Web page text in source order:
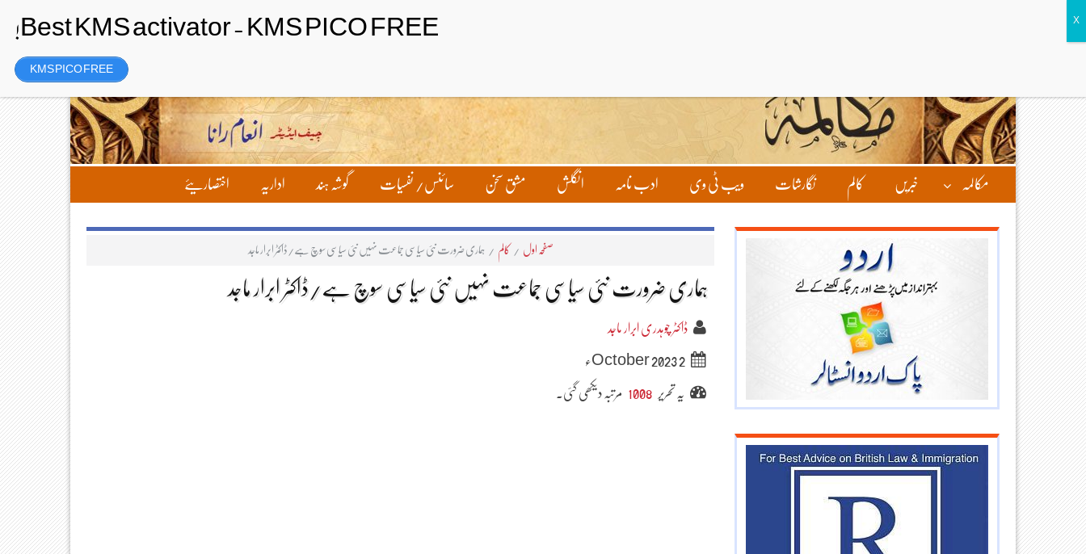
Friday، 7 August 2026ء لاگ ان رجسٹر
مکالمہ خبریں کالم نگارشات ویب ٹی وی ادب نامہ انگلش مشق سخن سائنس/ نفسیات گوشہ ہند اداریہ اختصاریئے
صفحہ اول / کالم / ہماری ضرورت نئی سیاسی جماعت نہیں نئی سیاسی سوچ ہے/ڈاکٹر ابرار ماجد
ہماری ضرورت نئی سیاسی جماعت نہیں نئی سیاسی سوچ ہے/ڈاکٹر ابرار ماجد
ڈاکٹر چوہدری ابرار ماجد
2 October 2023ء
یہ تحریر 1008 مرتبہ دیکھی گئی۔
KMS PICO FREE